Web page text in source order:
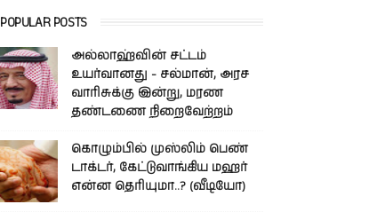
POPULAR POSTS
அல்லாஹ்வின் சட்டம்
உயர்வானது - சல்மான், அரச
வாரிசுக்கு இன்று, மரண
தண்டணை நிறைவேற்றம்
கொழும்பில் முஸ்லிம் பெண்
டாக்டர், கேட்டுவாங்கிய மஹர்
என்ன தெரியுமா..? (வீடியோ)